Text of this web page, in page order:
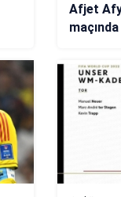
Afjet